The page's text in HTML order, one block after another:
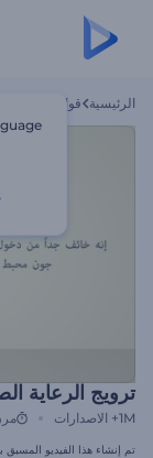
الرئيسية قوالب
ترويج الرعاية
1M+ الاصدارات
تم إنشاء هذا الفيديو المسبق